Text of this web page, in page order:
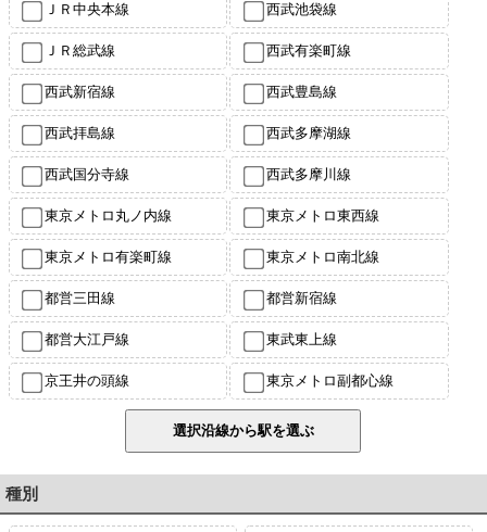
ＪＲ中央本線 西武池袋線
ＪＲ総武線 西武有楽町線
西武新宿線 西武豊島線
西武拝島線 西武多摩湖線
西武国分寺線 西武多摩川線
東京メトロ丸ノ内線 東京メトロ東西線
東京メトロ有楽町線 東京メトロ南北線
都営三田線 都営新宿線
都営大江戸線 東武東上線
京王井の頭線 東京メトロ副都心線
種別